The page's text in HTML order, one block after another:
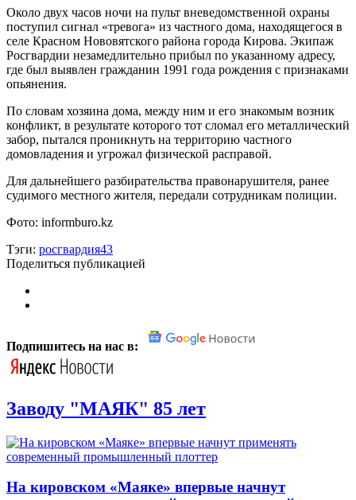
Около двух часов ночи на пульт вневедомственной охраны
поступил сигнал «тревога» из частного дома, находящегося в
селе Красном Нововятского района города Кирова. Экипаж
Росгвардии незамедлительно прибыл по указанному адресу,
где был выявлен гражданин 1991 года рождения с признаками
опьянения.
По словам хозяина дома, между ним и его знакомым возник
конфликт, в результате которого тот сломал его металлический
забор, пытался проникнуть на территорию частного
домовладения и угрожал физической расправой.
Для дальнейшего разбирательства правонарушителя, ранее
судимого местного жителя, передали сотрудникам полиции.
Фото: informburo.kz
Тэги: росгвардия43
Поделиться публикацией
Подпишитесь на нас в:
Заводу "МАЯК" 85 лет
На кировском «Маяке» впервые начнут